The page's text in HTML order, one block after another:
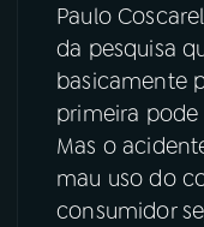
Paulo
da pesquisa
basicamente
primeira
Mas o
mau uso do
consumidor